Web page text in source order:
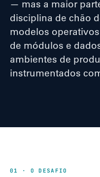
— mas a maior
disciplina de chão
modelos
de módulos e
ambientes de
instrumentados
01 · O DESAFIO